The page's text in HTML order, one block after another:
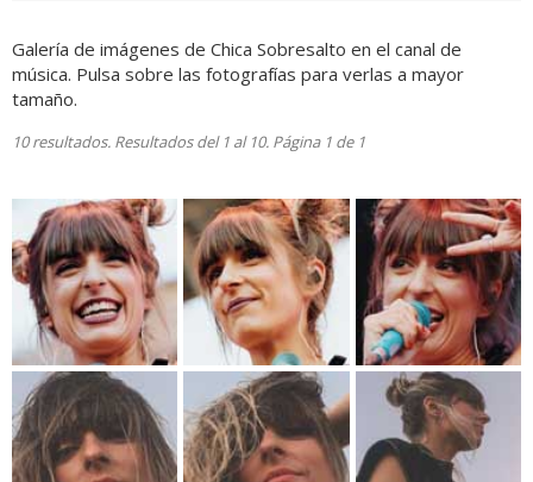
Galería de imágenes de Chica Sobresalto en el canal de
música. Pulsa sobre las fotografías para verlas a mayor
tamaño.
10 resultados. Resultados del 1 al 10. Página 1 de 1